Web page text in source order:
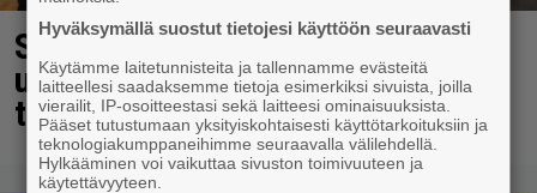
Sara ja Mikko Parikka etsivät
uutta kotia – ”Seuraavaan kotiin
tämmöinen”
Hyväksymällä suostut tietojesi käyttöön seuraavasti
Käytämme laitetunnisteita ja tallennamme evästeitä
laitteellesi saadaksemme tietoja esimerkiksi sivuista, joilla
vierailit, IP-osoitteestasi sekä laitteesi ominaisuuksista.
Pääset tutustumaan yksityiskohtaisesti käyttötarkoituksiin ja
teknologiakumppaneihimme seuraavalla välilehdellä.
Hylkääminen voi vaikuttaa sivuston toimivuuteen ja
käytettävyyteen.